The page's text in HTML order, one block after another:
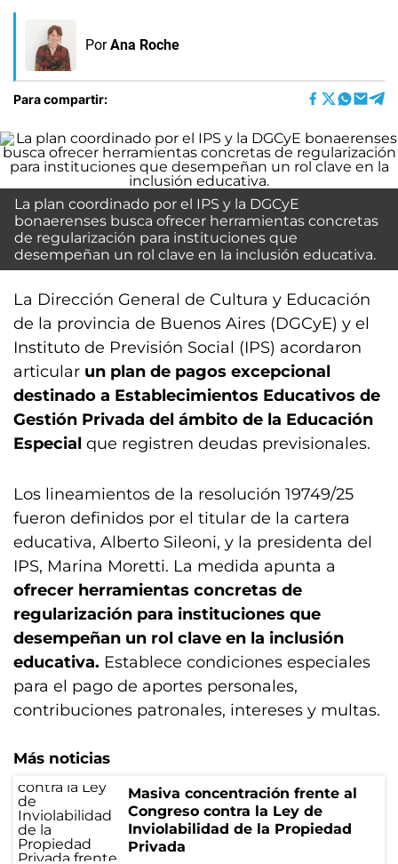
Por Ana Roche
Para compartir:
La plan coordinado por el IPS y la DGCyE
bonaerenses busca ofrecer herramientas concretas
de regularización para instituciones que
desempeñan un rol clave en la inclusión educativa.
La Dirección General de Cultura y Educación
de la provincia de Buenos Aires (DGCyE) y el
Instituto de Previsión Social (IPS) acordaron
articular un plan de pagos excepcional
destinado a Establecimientos Educativos de
Gestión Privada del ámbito de la Educación
Especial que registren deudas previsionales.
Los lineamientos de la resolución 19749/25
fueron definidos por el titular de la cartera
educativa, Alberto Sileoni, y la presidenta del
IPS, Marina Moretti. La medida apunta a
ofrecer herramientas concretas de
regularización para instituciones que
desempeñan un rol clave en la inclusión
educativa. Establece condiciones especiales
para el pago de aportes personales,
contribuciones patronales, intereses y multas.
Más noticias
Masiva concentración frente al
Congreso contra la Ley de
Inviolabilidad de la Propiedad
Privada